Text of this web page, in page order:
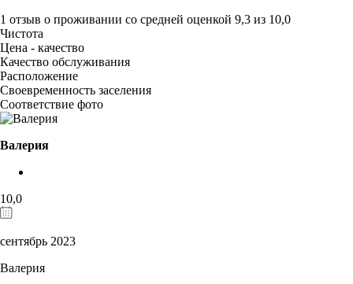
1 отзыв о проживании со средней оценкой 9,3 из 10,0
Чистота
Цена - качество
Качество обслуживания
Расположение
Своевременность заселения
Соответствие фото
Валерия
10,0
сентябрь 2023
Валерия